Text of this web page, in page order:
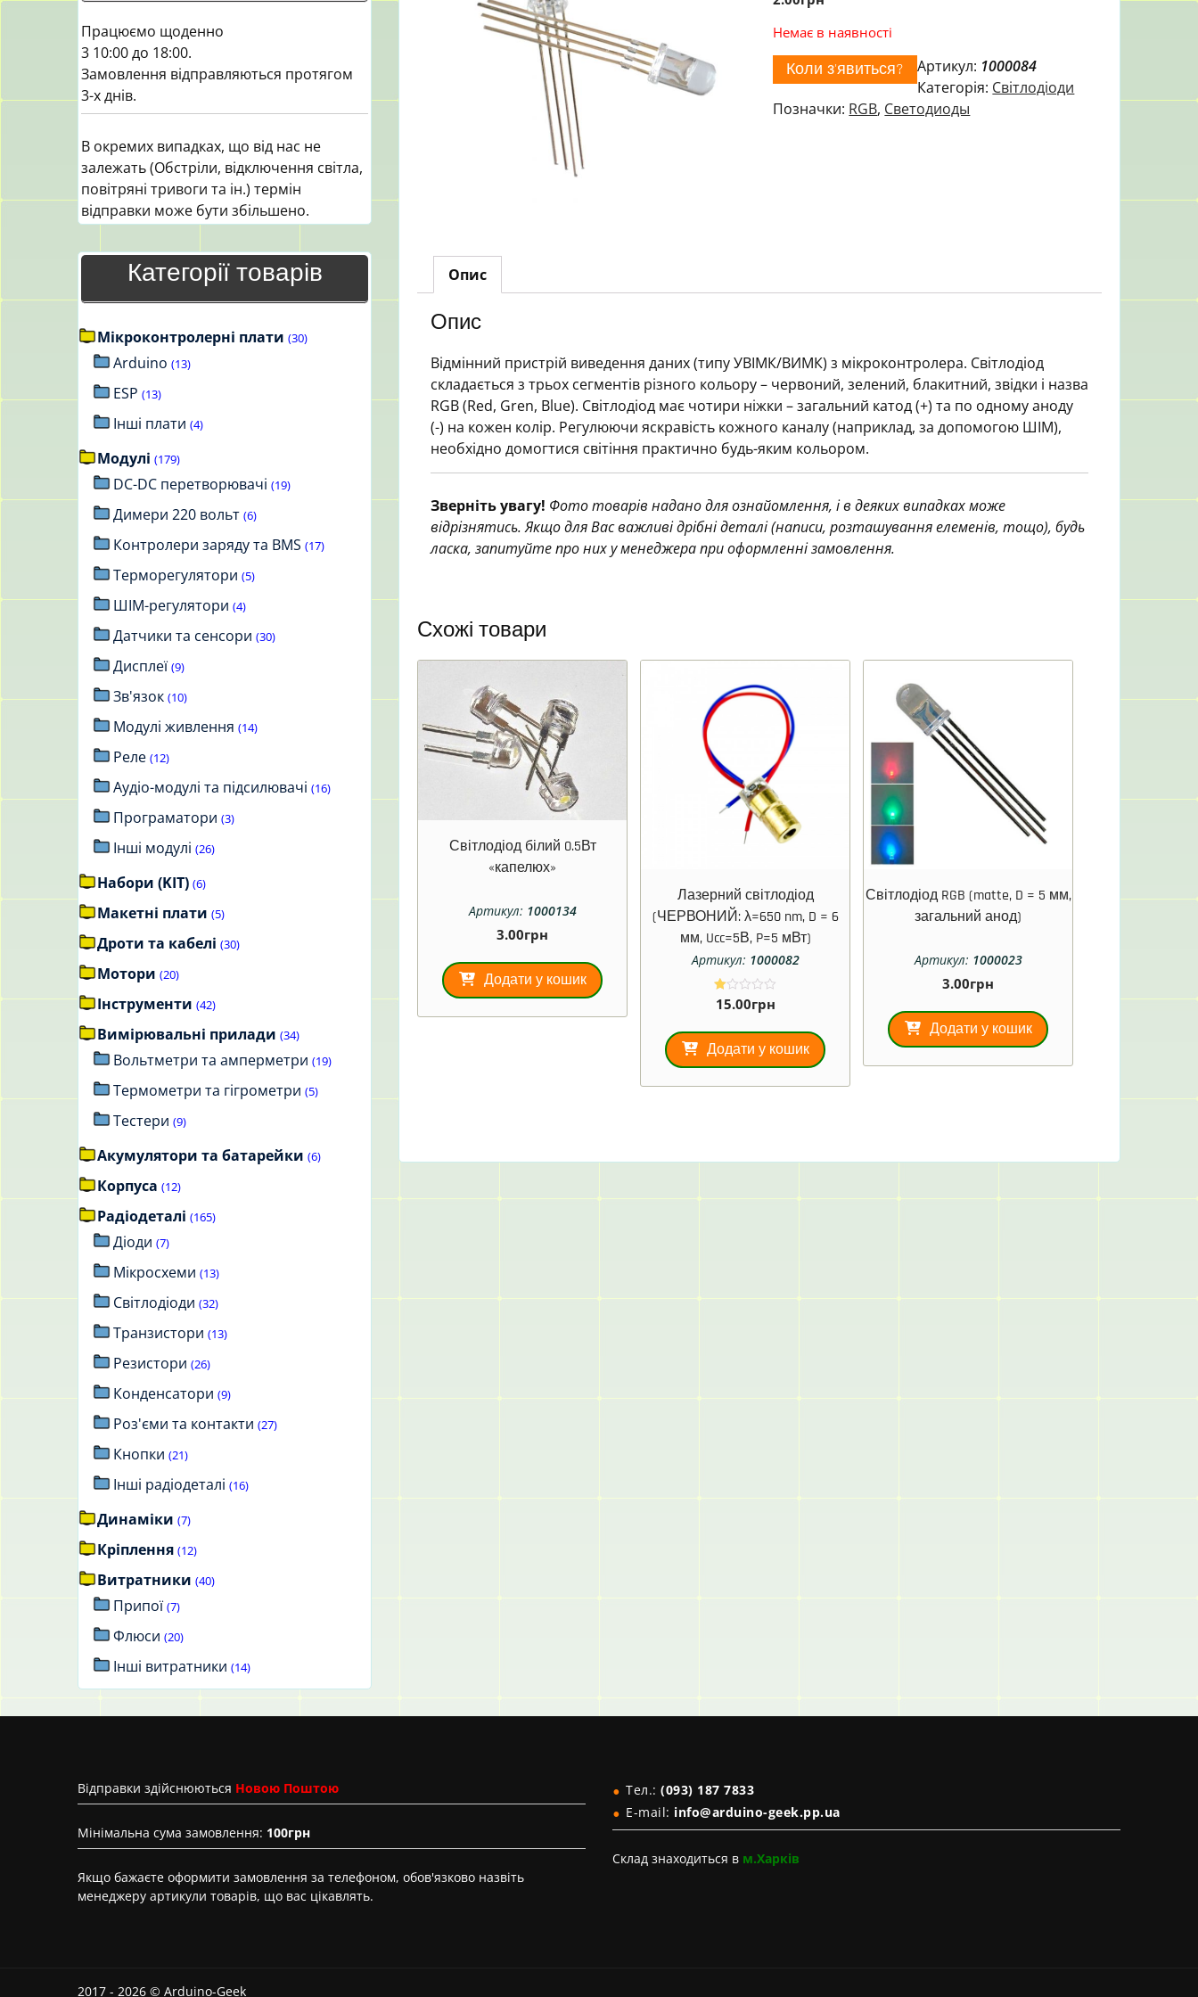
Немає в наявності
Коли з'явиться? Артикул: 1000084
Категорія: Світлодіоди
Позначки: RGB, Светодиоды
Опис
Опис
Відмінний пристрій виведення даних (типу УВІМК/ВИМК) з мікроконтролера. Світлодіод
складається з трьох сегментів різного кольору – червоний, зелений, блакитний, звідки і назва
RGB (Red, Gren, Blue). Світлодіод має чотири ніжки – загальний катод (+) та по одному аноду
(-) на кожен колір. Регулюючи яскравість кожного каналу (наприклад, за допомогою ШІМ),
необхідно домогтися світіння практично будь-яким кольором.
Зверніть увагу! Фото товарів надано для ознайомлення, і в деяких випадках може
відрізнятись. Якщо для Вас важливі дрібні деталі (написи, розташування елеменів, тощо), будь
ласка, запитуйте про них у менеджера при оформленні замовлення.
Схожі товари
Світлодіод білий 0.5Вт
«капелюх»
Артикул: 1000134
3.00грн
Додати у кошик
Лазерний світлодіод
(ЧЕРВОНИЙ: λ=650 nm, D = 6
мм, Ucc=5В, P=5 мВт)
Артикул: 1000082
О
ці
но
в
1.
00
15.00грн
Додати у кошик
Світлодіод RGB (matte, D = 5 мм,
загальний анод)
Артикул: 1000023
3.00грн
Додати у кошик
Працюємо щоденно
3 10:00 до 18:00.
Замовлення відправляються протягом
3-х днів.
В окремих випадках, що від нас не
залежать (Обстріли, відключення світла,
повітряні тривоги та ін.) термін
відправки може бути збільшено.
Категорії товарів
Мікроконтролерні плати (30)
Arduino (13)
ESP (13)
Інші плати (4)
Модулі (179)
DC-DC перетворювачі (19)
Димери 220 вольт (6)
Контролери заряду та BMS (17)
Терморегулятори (5)
ШІМ-регулятори (4)
Датчики та сенсори (30)
Дисплеї (9)
Зв'язок (10)
Модулі живлення (14)
Реле (12)
Аудіо-модулі та підсилювачі (16)
Програматори (3)
Інші модулі (26)
Набори (KIT) (6)
Макетні плати (5)
Дроти та кабелі (30)
Мотори (20)
Інструменти (42)
Вимірювальні прилади (34)
Вольтметри та амперметри (19)
Термометри та гігрометри (5)
Тестери (9)
Акумулятори та батарейки (6)
Корпуса (12)
Радіодеталі (165)
Діоди (7)
Мікросхеми (13)
Світлодіоди (32)
Транзистори (13)
Резистори (26)
Конденсатори (9)
Роз'єми та контакти (27)
Кнопки (21)
Інші радіодеталі (16)
Динаміки (7)
Кріплення (12)
Витратники (40)
Припої (7)
Флюси (20)
Інші витратники (14)
Вiдправки здійснюються Новою Поштою
Мінімальна сума замовлення: 100грн
Якщо бажаєте оформити замовлення за телефоном, обов'язково назвіть
менеджеру артикули товарів, що вас цікавлять.
Тел.: (093) 187 7833
E-mail: info@arduino-geek.pp.ua
Склад знаходиться в м.Харків
2017 - 2026 © Arduino-Geek